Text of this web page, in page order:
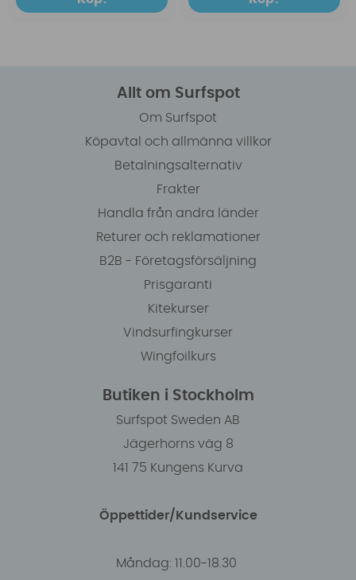
Allt om Surfspot
Om Surfspot
Köpavtal och allmänna villkor
Betalningsalternativ
Frakter
Handla från andra länder
Returer och reklamationer
B2B - Företagsförsäljning
Prisgaranti
Kitekurser
Vindsurfingkurser
Wingfoilkurs
Butiken i Stockholm
Surfspot Sweden AB
Jägerhorns väg 8
141 75 Kungens Kurva
Öppettider/Kundservice
Måndag: 11.00-18.30